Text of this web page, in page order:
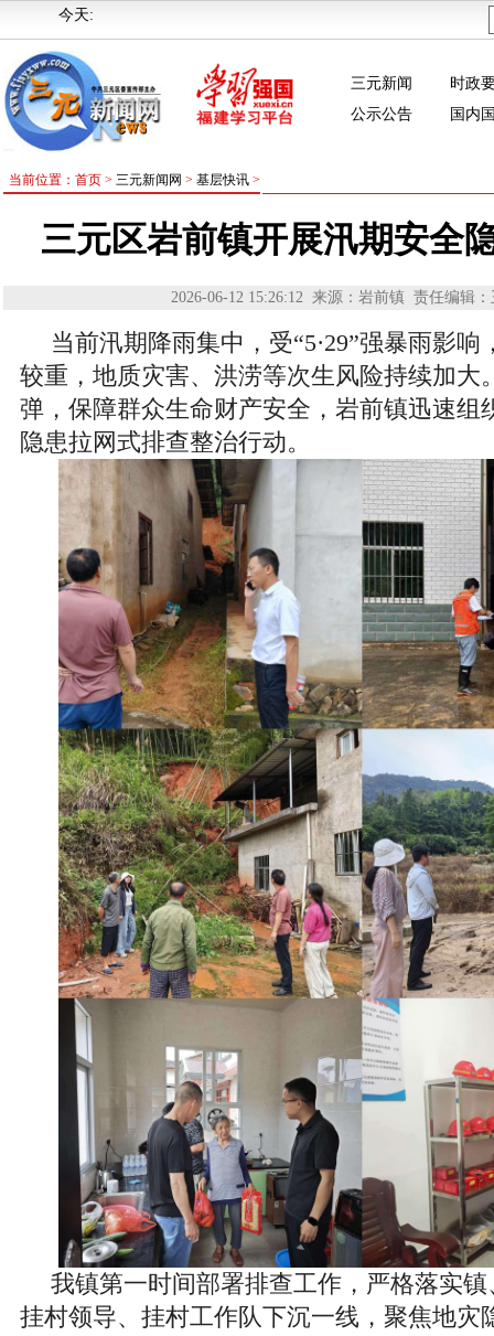
今天:
三元新闻
时政
公示公告
国内
当前位置：首页 > 三元新闻网 > 基层快讯>
三元区岩前镇开展汛期安全
2026-06-12 15:26:12 来源：岩前镇 责任编辑
当前汛期降雨集中，受“5·29”强暴雨影
较重，地质灾害、洪涝等次生风险持续加大
弹，保障群众生命财产安全，岩前镇迅速组
隐患拉网式排查整治行动。
我镇第一时间部署排查工作，严格落实
挂村领导、挂村工作队下沉一线，聚焦地灾